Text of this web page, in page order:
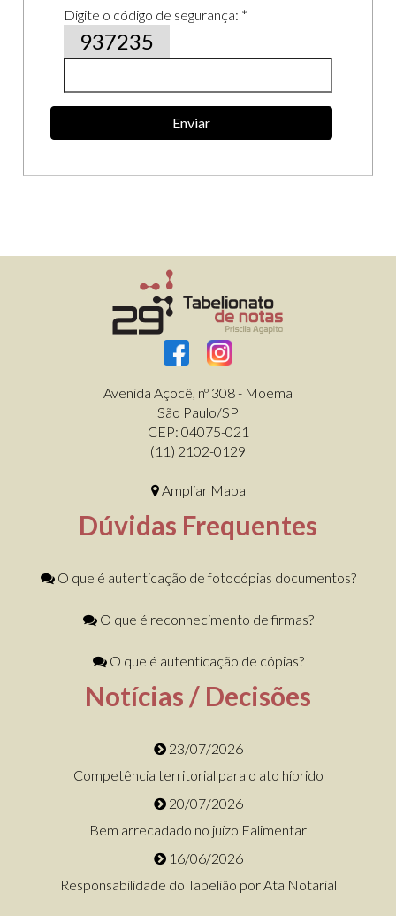
Digite o código de segurança: *
937235
Enviar
Avenida Açocê, nº 308 - Moema
São Paulo/SP
CEP: 04075-021
(11) 2102-0129
Ampliar Mapa
Dúvidas Frequentes
O que é autenticação de fotocópias documentos?
O que é reconhecimento de firmas?
O que é autenticação de cópias?
Notícias / Decisões
23/07/2026
Competência territorial para o ato híbrido
20/07/2026
Bem arrecadado no juízo Falimentar
16/06/2026
Responsabilidade do Tabelião por Ata Notarial